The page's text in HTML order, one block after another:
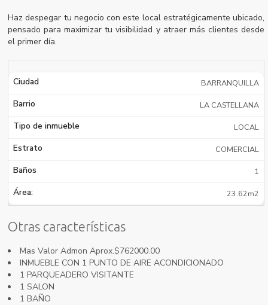
Haz despegar tu negocio con este local estratégicamente ubicado,
pensado para maximizar tu visibilidad y atraer más clientes desde
el primer día.
Ciudad BARRANQUILLA
Barrio LA CASTELLANA
Tipo de inmueble LOCAL
Estrato COMERCIAL
Baños 1
Área: 23.62m2
Otras características
Mas Valor Admon Aprox.$762000.00
INMUEBLE CON 1 PUNTO DE AIRE ACONDICIONADO
1 PARQUEADERO VISITANTE
1 SALON
1 BAÑO